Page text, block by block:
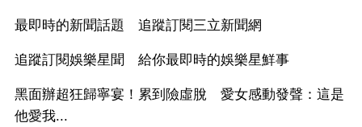
最即時的新聞話題 追蹤訂閱三立新聞網
追蹤訂閱娛樂星聞 給你最即時的娛樂星鮮事
黑面辦超狂歸寧宴！累到險虛脫 愛女感動發聲：這是
他愛我...